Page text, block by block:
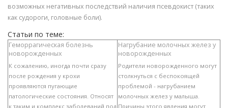
возможных негативных последствий наличия псевдокист (таких
как судороги, головные боли).
Статьи по теме:
Геморрагическая болезнь
новорожденных
К сожалению, иногда почти сразу
после рождения у крохи
проявляются пугающие
патологические состояния. Относят
к таким и комплекс заболеваний под
Нагрубание молочных желез у
новорожденных
Родители новорожденного могут
столкнуться с беспокоящей
проблемой - нагрубанием
молочных желез у малыша.
Причины этого явления могут